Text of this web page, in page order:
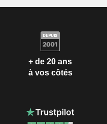
+ de 20 ans
à vos côtés